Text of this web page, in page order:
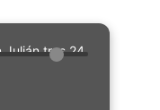
Julián tras 24